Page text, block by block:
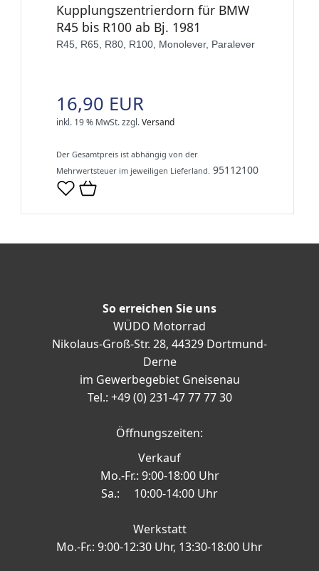
Kupplungszentrierdorn für BMW
R45 bis R100 ab Bj. 1981
R45, R65, R80, R100, Monolever, Paralever
16,90 EUR
inkl. 19 % MwSt.zzgl.Versand
Der Gesamtpreis ist abhängig von der
Mehrwertsteuer im jeweiligen Lieferland. 95112100
So erreichen Sie uns
WÜDO Motorrad
Nikolaus-Groß-Str. 28, 44329 Dortmund-
Derne
im Gewerbegebiet Gneisenau
Tel.: +49 (0) 231-47 77 77 30
Öffnungszeiten:
Verkauf
Mo.-Fr.: 9:00-18:00 Uhr
Sa.: 10:00-14:00 Uhr
Werkstatt
Mo.-Fr.: 9:00-12:30 Uhr, 13:30-18:00 Uhr